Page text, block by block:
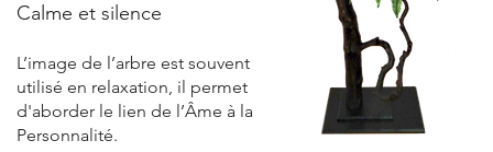
Calme et silence
L’image de l’arbre est souvent
utilisé en relaxation, il permet
d'aborder le lien de l’Âme à la
Personnalité.